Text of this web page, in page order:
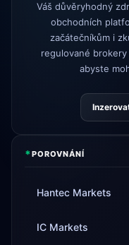
AvaTrade
Tickmill
Váš důvěryhodný
obchodních
začátečníkům i
regulované
abyste
*POROVNÁNÍ
Hantec Markets
IC Markets